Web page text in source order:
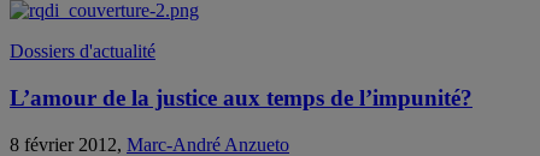
Dossiers d'actualité
L’amour de la justice aux temps de l’impunité?
8 février 2012, Marc-André Anzueto